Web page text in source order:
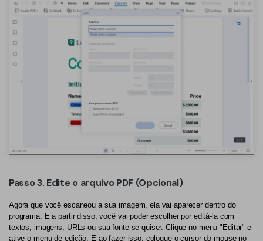
Passo 3. Edite o arquivo PDF (Opcional)
Agora que você escaneou a sua imagem, ela vai aparecer dentro do
programa. E a partir disso, você vai poder escolher por editá-la com
textos, imagens, URLs ou sua fonte se quiser. Clique no menu "Editar" e
ative o menu de edição. E ao fazer isso, coloque o cursor do mouse no